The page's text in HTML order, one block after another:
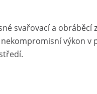
svařovací a obráběcí
výkon v